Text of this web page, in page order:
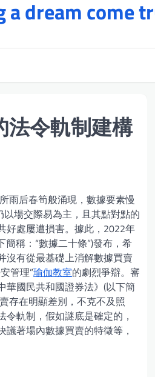
a dream come
法令軌制建構
雨后春筍般涌現，數據要素慢
場交際易為主，且其點對點的
好處屢遭損害。據此，2022年
稱：“數據二十條”)發布，希
沒有從最基礎上消解數據買賣
管理”瑜伽教室的劇烈爭辯。審
華國民共和國證券法》(以下簡
存在明顯差別，不克不及照
軌制，假如謎底是確定的，
著場內數據買賣的特徵等，